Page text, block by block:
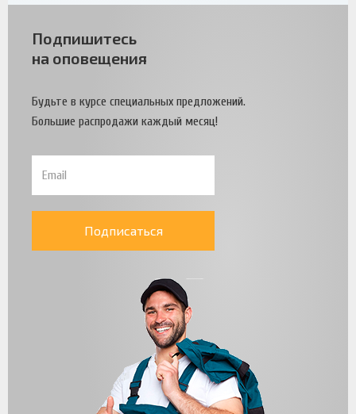
Подпишитесь
на оповещения
Будьте в курсе специальных предложений.
Большие распродажи каждый месяц!
Подписаться